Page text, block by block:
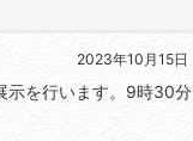
2023年10月15日
示を行います。9時30分